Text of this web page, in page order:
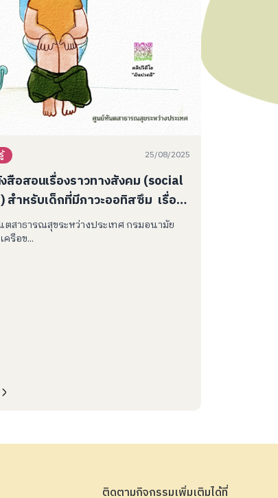
25/08/2025
สือสอนเรื่องราวทางสังคม (social
สำหรับเด็กที่มีภาวะออทิสซึม เรื่อง
ดอึ”
สาธารณสุขระหว่างประเทศ กรมอนามัย
ครือข...
ติดตามกิจกรรมเพิ่มเติมได้ที่